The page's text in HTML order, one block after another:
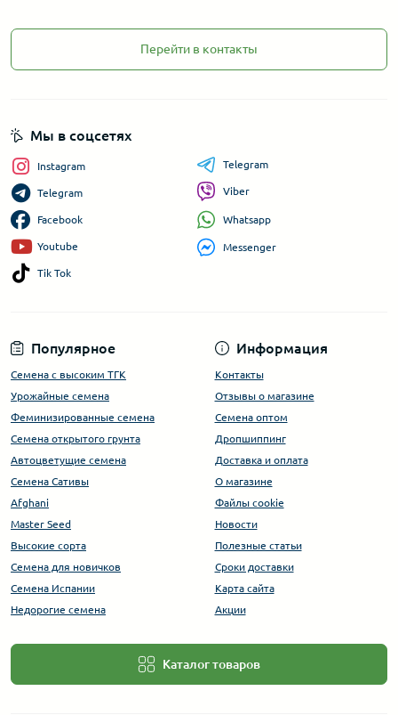
Перейти в контакты
Популярное
Семена с высоким ТГК
Урожайные семена
Феминизированные семена
Семена открытого грунта
Автоцветущие семена
Семена Сативы
Afghani
Master Seed
Высокие сорта
Cемена для новичков
Семена Испании
Недорогие семена
Информация
Контакты
Отзывы о магазине
Семена оптом
Дропшиппинг
Доставка и оплата
О магазине
Файлы cookie
Новости
Полезные статьи
Сроки доставки
Карта сайта
Акции
Каталог товаров
Мы в соцсетях
Instagram
Telegram
Facebook
Youtube
Tik Tok
Telegram
Viber
Whatsapp
Messenger